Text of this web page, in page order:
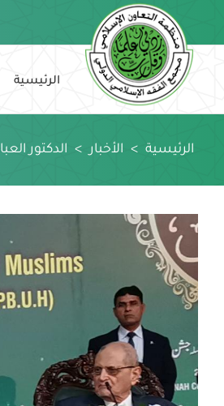
content
الرئيسية
الرئيسية > الأخبار > الدكتور